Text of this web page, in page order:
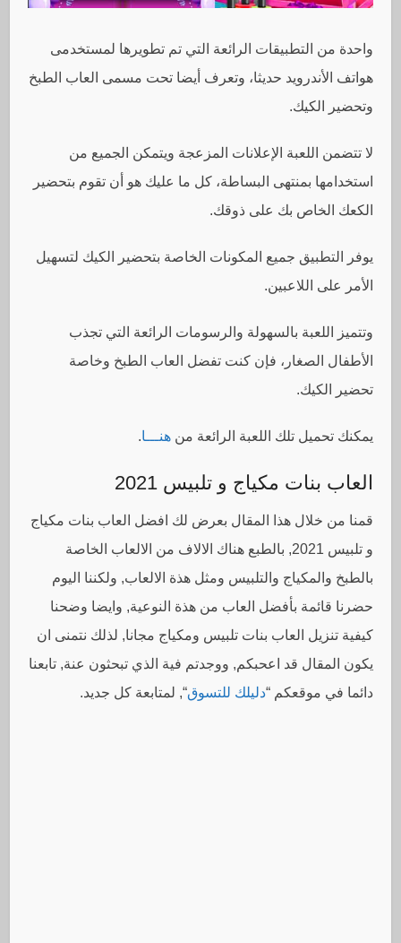
واحدة من التطبيقات الرائعة التي تم تطويرها لمستخدمى
هواتف الأندرويد حديثا، وتعرف أيضا تحت مسمى العاب الطبخ
وتحضير الكيك.
لا تتضمن اللعبة الإعلانات المزعجة ويتمكن الجميع من
استخدامها بمنتهى البساطة، كل ما عليك هو أن تقوم بتحضير
الكعك الخاص بك على ذوقك.
يوفر التطبيق جميع المكونات الخاصة بتحضير الكيك لتسهيل
الأمر على اللاعبين.
وتتميز اللعبة بالسهولة والرسومات الرائعة التي تجذب
الأطفال الصغار، فإن كنت تفضل العاب الطبخ وخاصة
تحضير الكيك.
يمكنك تحميل تلك اللعبة الرائعة منهنـــا.
العاب بنات مكياج و تلبيس 2021
قمنا من خلال هذا المقال بعرض لك افضل العاب بنات مكياج
و تلبيس 2021, بالطبع هناك الالاف من الالعاب الخاصة
بالطبخ والمكياج والتلبيس ومثل هذة الالعاب, ولكننا اليوم
حضرنا قائمة بأفضل العاب من هذة النوعية, وايضا وضحنا
كيفية تنزيل العاب بنات تلبيس ومكياج مجانا, لذلك نتمنى ان
يكون المقال قد اعحبكم, ووجدتم فية الذي تبحثون عنة, تابعنا
دائما في موقعكم “دليلك للتسوق“, لمتابعة كل جديد.